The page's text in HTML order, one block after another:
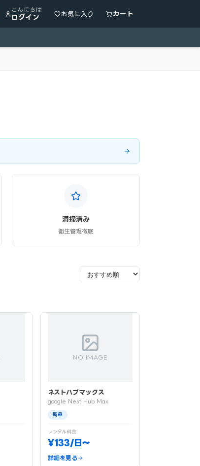
こんにちは
ログイン お気に入り カート
清掃済み
衛生管理徹底
NO IMAGE
ネストハブマックス
google Nest Hub Max
新品
レンタル料金
¥133/日〜
詳細を見る